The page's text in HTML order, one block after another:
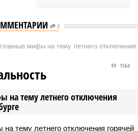
0
мифы на тему летнего отключения
на тему летнего отключения
1564